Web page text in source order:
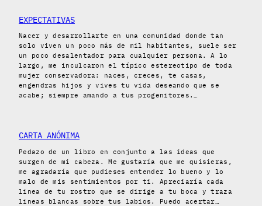
EXPECTATIVAS
Nacer y desarrollarte en una comunidad donde tan
solo viven un poco más de mil habitantes, suele ser
un poco desalentador para cualquier persona. A lo
largo, me inculcaron el típico estereotipo de toda
mujer conservadora: naces, creces, te casas,
engendras hijos y vives tu vida deseando que se
acabe; siempre amando a tus progenitores.…
CARTA ANÓNIMA
Pedazo de un libro en conjunto a las ideas que
surgen de mi cabeza. Me gustaría que me quisieras,
me agradaría que pudieses entender lo bueno y lo
malo de mis sentimientos por ti. Apreciaría cada
linea de tu rostro que se dirige a tu boca y traza
lineas blancas sobre tus labios. Puedo acertar…